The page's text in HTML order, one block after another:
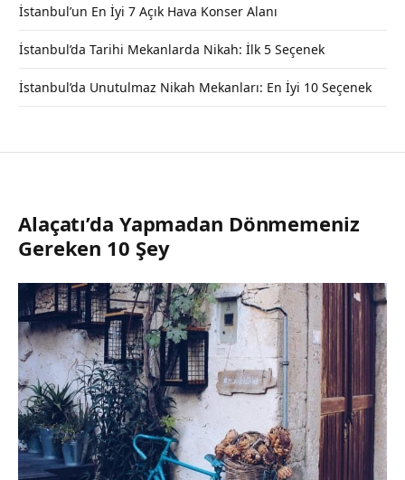
İstanbul’un En İyi 7 Açık Hava Konser Alanı
İstanbul’da Tarihi Mekanlarda Nikah: İlk 5 Seçenek
İstanbul’da Unutulmaz Nikah Mekanları: En İyi 10 Seçenek
Alaçatı’da Yapmadan Dönmemeniz
Gereken 10 Şey